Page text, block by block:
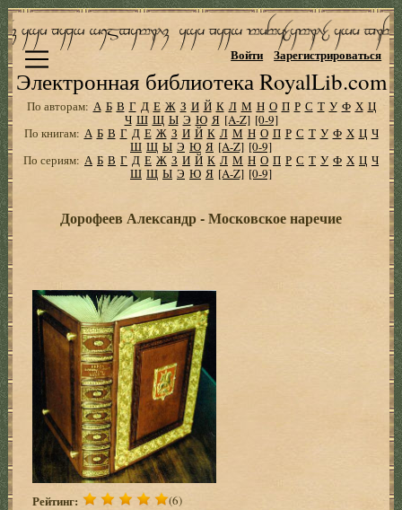
Электронная библиотека RoyalLib.com
Войти Зарегистрироваться
По авторам: А Б В Г Д Е Ж З И Й К Л М Н О П Р С Т У Ф Х Ц
Ч Ш Щ Ы Э Ю Я [A-Z] [0-9]
По книгам: А Б В Г Д Е Ж З И Й К Л М Н О П Р С Т У Ф Х Ц Ч
Ш Щ Ы Э Ю Я [A-Z] [0-9]
По сериям: А Б В Г Д Е Ж З И Й К Л М Н О П Р С Т У Ф Х Ц Ч
Ш Щ Ы Э Ю Я [A-Z] [0-9]
Дорофеев Александр - Московское наречие
Рейтинг: (6)